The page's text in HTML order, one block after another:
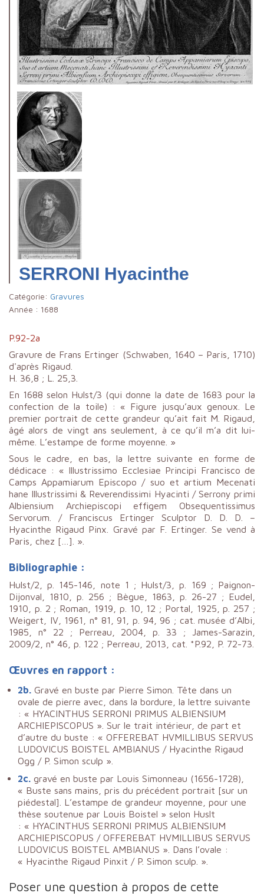
SERRONI Hyacinthe
Catégorie: Gravures
Année : 1688
P.92-2a
Gravure de Frans Ertinger (Schwaben, 1640 – Paris, 1710)
d'après Rigaud.
H. 36,8 ; L. 25,3.
En 1688 selon Hulst/3 (qui donne la date de 1683 pour la
confection de la toile) : « Figure jusqu’aux genoux. Le
premier portrait de cette grandeur qu’ait fait M. Rigaud,
âgé alors de vingt ans seulement, à ce qu’il m’a dit lui-
même. L’estampe de forme moyenne. »
Sous le cadre, en bas, la lettre suivante en forme de
dédicace : « Illustrissimo Ecclesiae Principi Francisco de
Camps Appamiarum Episcopo / suo et artium Mecenati
hane Illustrissimi & Reverendissimi Hyacinti / Serrony primi
Albiensium Archiepiscopi effigem Obsequentissimus
Servorum. / Franciscus Ertinger Sculptor D. D. D. –
Hyacinthe Rigaud Pinx. Gravé par F. Ertinger. Se vend à
Paris, chez […]. ».
Bibliographie :
Hulst/2, p. 145-146, note 1 ; Hulst/3, p. 169 ; Paignon-
Dijonval, 1810, p. 256 ; Bègue, 1863, p. 26-27 ; Eudel,
1910, p. 2 ; Roman, 1919, p. 10, 12 ; Portal, 1925, p. 257 ;
Weigert, IV, 1961, n° 81, 91, p. 94, 96 ; cat. musée d’Albi,
1985, n° 22 ; Perreau, 2004, p. 33 ; James-Sarazin,
2009/2, n° 46, p. 122 ; Perreau, 2013, cat. *P.92, P. 72-73.
Œuvres en rapport :
2b. Gravé en buste par Pierre Simon. Tête dans un
ovale de pierre avec, dans la bordure, la lettre suivante
: « HYACINTHUS SERRONI PRIMUS ALBIENSIUM
ARCHIEPISCOPUS ». Sur le trait intérieur, de part et
d’autre du buste : « OFFEREBAT HVMILLIBUS SERVUS
LUDOVICUS BOISTEL AMBIANUS / Hyacinthe Rigaud
Ogg / P. Simon sculp ».
2c. gravé en buste par Louis Simonneau (1656-1728),
« Buste sans mains, pris du précédent portrait [sur un
piédestal]. L’estampe de grandeur moyenne, pour une
thèse soutenue par Louis Boistel » selon Huslt
: « HYACINTHUS SERRONI PRIMUS ALBIENSIUM
ARCHIEPISCOPUS / OFFEREBAT HVMILLIBUS SERVUS
LUDOVICUS BOISTEL AMBIANUS ». Dans l’ovale :
« Hyacinthe Rigaud Pinxit / P. Simon sculp. ».
Poser une question à propos de cette